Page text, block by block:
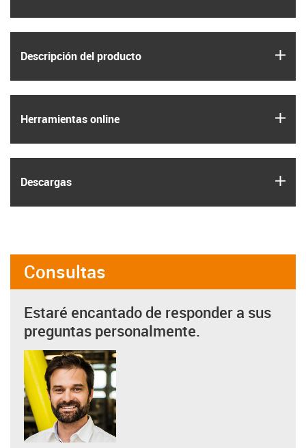
Descripción del producto
Herramientas online
Descargas
Consultas
Estaré encantado de responder a sus
preguntas personalmente.